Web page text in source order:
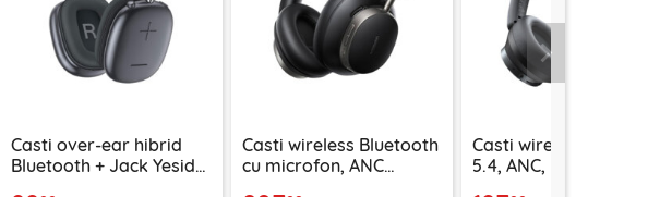
Casti over-ear hibrid
Bluetooth + Jack Yesido
Casti wireless Bluetooth
cu microfon, ANC
Casti wireless
5.4, ANC, Mcdodo T03